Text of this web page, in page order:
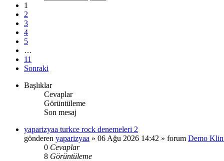
1
2
3
4
5
…
11
Sonraki
Başlıklar
Cevaplar
Görüntüleme
Son mesaj
yaparizyaa turkce rock denemeleri 2
gönderen yaparizyaa » 06 Ağu 2026 14:42 » forum Demo
0 Cevaplar
8 Görüntüleme